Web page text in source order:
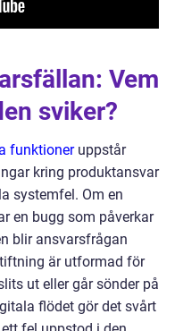
Vem
sviker?
funktioneruppstår
kring produktansvar
systemfel. Om en
en bugg som påverkar
blir ansvarsfrågan
är utformad för
ut eller går sönder på
flödet gör det svårt